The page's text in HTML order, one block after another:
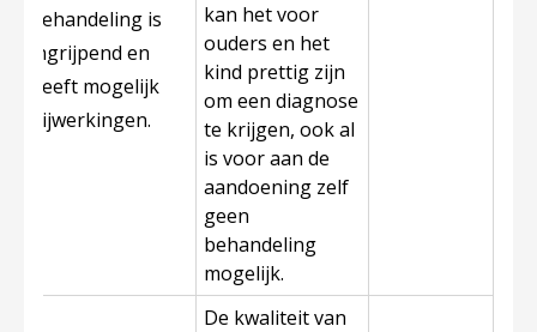
behandeling is
ingrijpend en
heeft mogelijk
bijwerkingen.
kan het voor
ouders en het
kind prettig zijn
om een diagnose
te krijgen, ook al
is voor aan de
aandoening zelf
geen
behandeling
mogelijk.
De kwaliteit van